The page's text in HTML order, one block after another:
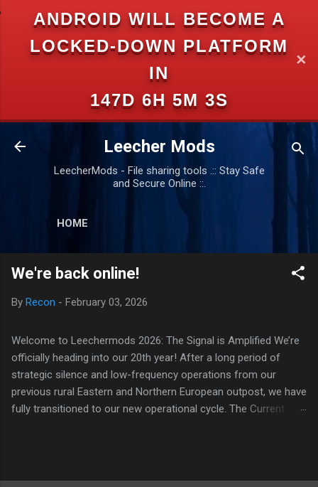
ANDROID WILL BECOME A
LOCKED-DOWN PLATFORM
IN
147D 6H 5M 2S
✕
Skip to main content
Leecher Mods
LeecherMods - File sharing tools .:: Stay Safe
and Secure Online ::.
HOME
We're back online!
By Recon - February 03, 2026
Welcome to Leechermods 2026: The Signal is Amplified We’re
officially heading into our 20th year! After a long period of
strategic silence and low-frequency operations from our
previous rural Eastern and Northern European outpost, we have
fully transitioned to our new operational cycle. The Current